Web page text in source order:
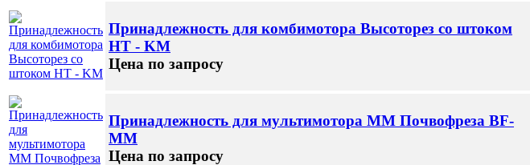
Принадлежность для комбимотора Высоторез со штоком
HТ - KM
Цена по запросу
Принадлежность для мультимотора ММ Почвофреза BF-
ММ
Цена по запросу